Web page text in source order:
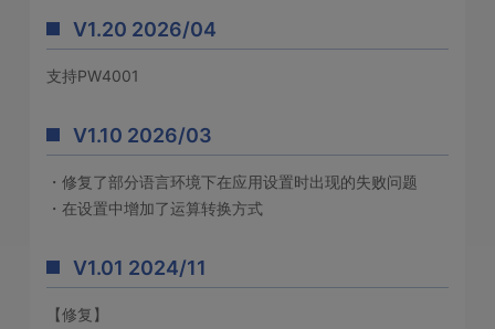
V1.20 2026/04
支持PW4001
V1.10 2026/03
・修复了部分语言环境下在应用设置时出现的失败问题
・在设置中增加了运算转换方式
V1.01 2024/11
【修复】